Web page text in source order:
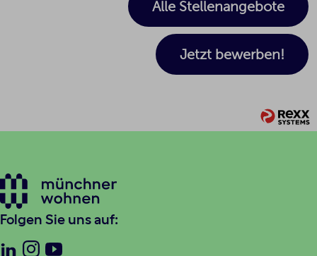
Alle Stellenangebote
Jetzt bewerben!
Folgen Sie uns auf: